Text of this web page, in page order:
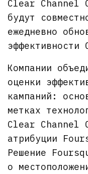
Clear Channel
будут
ежедневно
эффективности
Компании
оценки
кампаний:
метках
Clear Channel
атрибуции
Решение
о